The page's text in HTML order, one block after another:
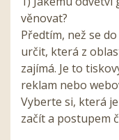
věnovat?
Předtím, než se
určit, která z
zajímá. Je to
reklam nebo
Vyberte si, která
začít a postupem